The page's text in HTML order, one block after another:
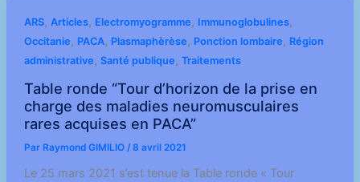
ARS, Articles, Electromyogramme, Immunoglobulines,
Occitanie, PACA, Plasmaphèrèse, Ponction lombaire, Région
administrative, Santé publique, Traitements
Table ronde “Tour d’horizon de la prise en
charge des maladies neuromusculaires
rares acquises en PACA”
Par Raymond GIMILIO / 8 avril 2021
Le 25 mars 2021 s’est tenue la Table ronde « Tour